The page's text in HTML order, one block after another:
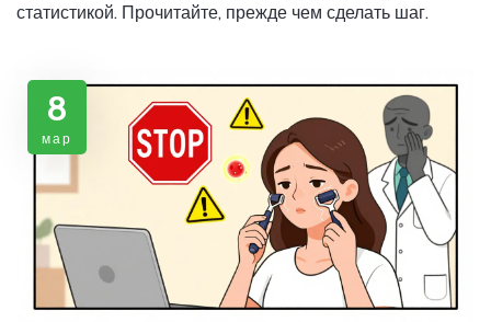
статистикой. Прочитайте, прежде чем сделать шаг.
8
мар